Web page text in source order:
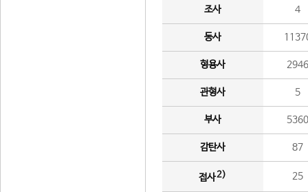
조사 4
동사
형용사 2946
관형사 5
부사 5360
감탄사 87
접사2) 25